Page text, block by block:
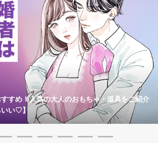
すめ！人気の大人のおもちゃ・道具をご紹介
いい♡】